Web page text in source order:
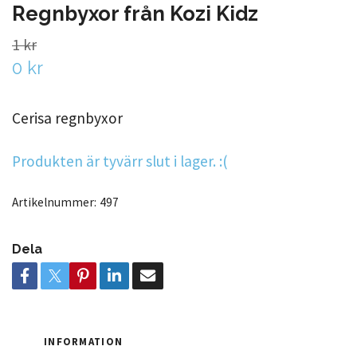
Regnbyxor från Kozi Kidz
1 kr
0 kr
Cerisa regnbyxor
Produkten är tyvärr slut i lager. :(
Artikelnummer: 497
Dela
INFORMATION